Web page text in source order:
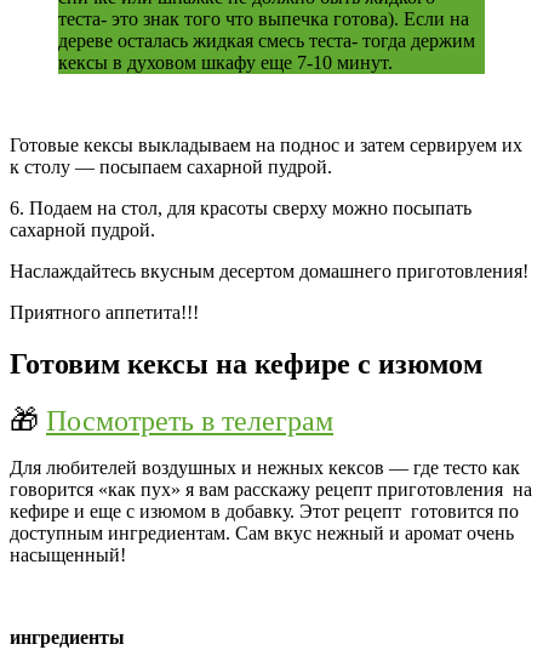
теста- это знак того что выпечка готова). Если на
дереве осталась жидкая смесь теста- тогда держим
кексы в духовом шкафу еще 7-10 минут.
Готовые кексы выкладываем на поднос и затем сервируем их
к столу — посыпаем сахарной пудрой.
6. Подаем на стол, для красоты сверху можно посыпать
сахарной пудрой.
Наслаждайтесь вкусным десертом домашнего приготовления!
Приятного аппетита!!!
Готовим кексы на кефире с изюмом
🎁 Посмотреть в телеграм
Для любителей воздушных и нежных кексов — где тесто как
говорится «как пух» я вам расскажу рецепт приготовления на
кефире и еще с изюмом в добавку. Этот рецепт готовится по
доступным ингредиентам. Сам вкус нежный и аромат очень
насыщенный!
ингредиенты